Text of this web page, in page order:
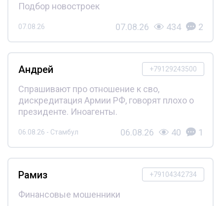
Подбор новостроек
07.08.26 07.08.26 434 2
+79129243500
Андрей
Спрашивают про отношение к сво,
дискредитация Армии РФ, говорят плохо о
президенте. Иноагенты.
06.08.26 - Стамбул 06.08.26 40 1
+79104342734
Рамиз
Финансовые мошенники